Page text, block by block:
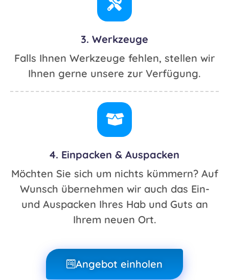
3. Werkzeuge
Falls Ihnen Werkzeuge fehlen, stellen wir
Ihnen gerne unsere zur Verfügung.
4. Einpacken & Auspacken
Möchten Sie sich um nichts kümmern? Auf
Wunsch übernehmen wir auch das Ein-
und Auspacken Ihres Hab und Guts an
Ihrem neuen Ort.
Angebot einholen